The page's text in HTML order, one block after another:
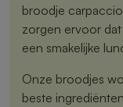
broodje
zorgen ervoor
een smakelijke
Onze broodjes
beste